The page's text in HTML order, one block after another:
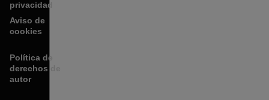
privacidad
Aviso de
cookies
Política de
derechos de
autor